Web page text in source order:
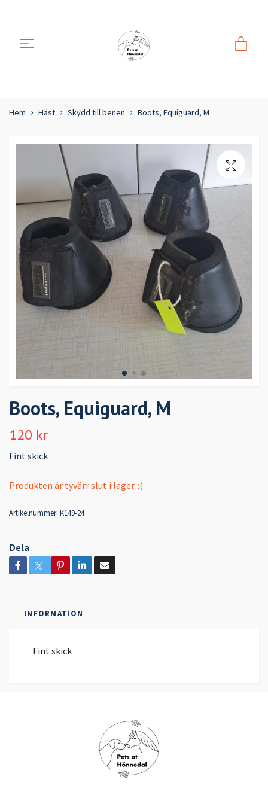
Hem Häst Skydd till benen Boots, Equiguard, M
Boots, Equiguard, M
120 kr
Fint skick
Produkten är tyvärr slut i lager. :(
Artikelnummer: K149-24
Dela
INFORMATION
Fint skick